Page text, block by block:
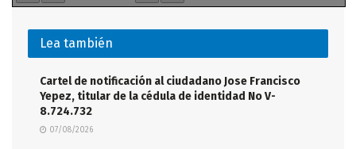
Lea también
Cartel de notificación al ciudadano Jose Francisco
Yepez, titular de la cédula de identidad No V-
8.724.732
07/08/2026